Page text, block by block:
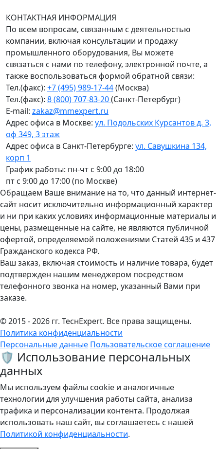
КОНТАКТНАЯ ИНФОРМАЦИЯ
По всем вопросам, связанным с деятельностью
компании, включая консультации и продажу
промышленного оборудования, Вы можете
связаться с нами по телефону, электронной почте, а
также воспользоваться формой обратной связи:
Тел.(факс): +7 (495) 989-17-44(Москва)
Тел.(факс): 8 (800) 707-83-20(Санкт-Петербург)
E-mail: zakaz@mmexpert.ru
Адрес офиса в Москве: ул. Подольских Курсантов д. 3,
оф 349, 3 этаж
Адрес офиса в Санкт-Петербурге: ул. Савушкина 134,
корп 1
График работы: пн-чт с 9:00 до 18:00
пт с 9:00 до 17:00 (по Москве)
Обращаем Ваше внимание на то, что данный интернет-
сайт носит исключительно информационный характер
и ни при каких условиях информационные материалы и
цены, размещенные на сайте, не являются публичной
офертой, определяемой положениями Статей 435 и 437
Гражданского кодекса РФ.
Ваш заказ, включая стоимость и наличие товара, будет
подтвержден нашим менеджером посредством
телефонного звонка на номер, указанный Вами при
заказе.
© 2015 - 2026 гг. ТеcнExpert. Все права защищены.
Политика конфиденциальности
Персональные данные Пользовательское соглашение
🛡️ Использование персональных
данных
Мы используем файлы cookie и аналогичные
технологии для улучшения работы сайта, анализа
трафика и персонализации контента. Продолжая
использовать наш сайт, вы соглашаетесь с нашей
Политикой конфиденциальности.